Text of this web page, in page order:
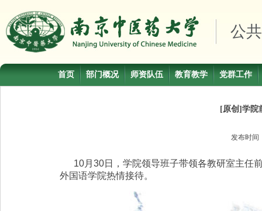
公
首页 部门概况 师资队伍 教育教学 党群工作
[原创]学院
发布时
10月30日，学院领导班子带领各教研室主任
外国语学院热情接待。